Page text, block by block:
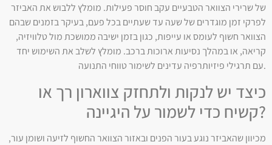
של שרירי הצוואר הטבעיים עקב חוסר פעילות. מומלץ ללבוש את האביזר
לפרקי זמן מוגדרים של שעה עד שעתיים בכל פעם, בעיקר בזמנים שבהם
הצוואר חשוף לעומס או עייפות, כגון בזמן ישיבה ממושכת מול טלוויזיה,
קריאה, או במהלך נסיעות ארוכות ברכב. מומלץ לשלב את השימוש יחד
עם תרגילי פיזיותרפיה עדינים לשימור טווחי התנועה.
כיצד יש לנקות ולתחזק צווארון רך או
קשיח כדי לשמור על היגיינה?
מכיוון שהאביזר נוגע בעור הפנים ובאזור הצוואר החשוף לזיעה ושומן עור,